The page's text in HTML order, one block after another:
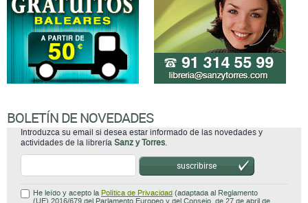
BOLETÍN DE NOVEDADES
Introduzca su email si desea estar informado de las novedades y
actividades de la librería Sanz y Torres.
suscribirse
He leído y acepto la Política de Privacidad (adaptada al Reglamento